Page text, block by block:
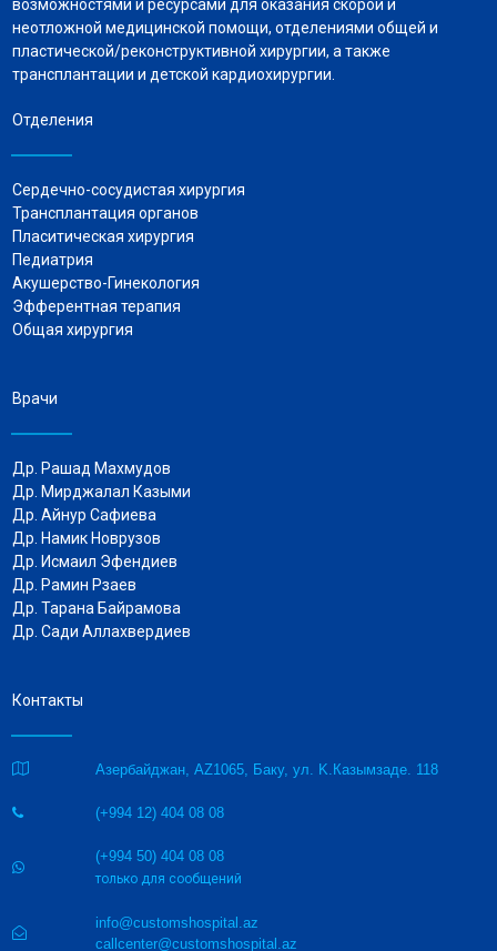
возможностями и ресурсами для оказания скорой и
неотложной медицинской помощи, отделениями общей и
пластической/реконструктивной хирургии, а также
трансплантации и детской кардиохирургии.
Отделения
Сердечно-сосудистая хирургия
Трансплантация органов
Пласитическая хирургия
Педиатрия
Акушерство-Гинекология
Эфферентная терапия
Общая хирургия
Врачи
Др. Рашад Махмудов
Др. Мирджалал Казыми
Др. Айнур Сафиева
Др. Намик Новрузов
Др. Исмаил Эфендиев
Др. Рамин Рзаев
Др. Тарана Байрамова
Др. Сади Аллахвердиев
Контакты
 Азербайджан, AZ1065, Баку, ул. K.Казымзаде. 118
 (+994 12) 404 08 08

(+994 50) 404 08 08
только для сообщений

info@customshospital.az
callcenter@customshospital.az